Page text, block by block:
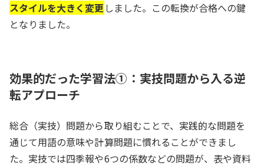
スタイルを大きく変更しました。この転換が合格への鍵
となりました。
効果的だった学習法①：実技問題から入る逆
転アプローチ
総合（実技）問題から取り組むことで、実践的な問題を
通じて用語の意味や計算問題に慣れることができまし
た。実技では四季報や6つの係数などの問題が、表や資料